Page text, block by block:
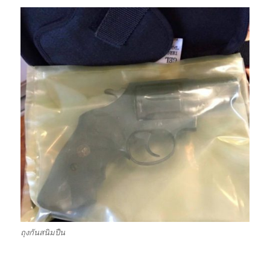
ถุงกันสนิมปืน